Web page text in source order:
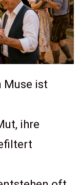
Muse ist
ihre